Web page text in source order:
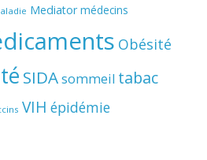
Mediator médecins
Obésité
SIDAsommeil tabac
VIH épidémie